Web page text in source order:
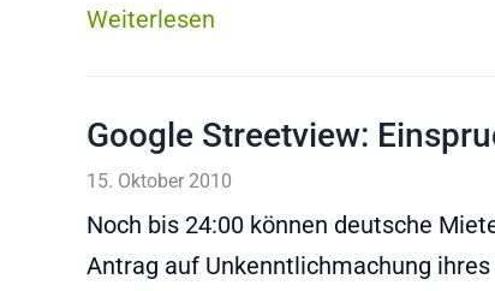
Weiterlesen
Google Streetview:
15. Oktober 2010
Noch bis 24:00 können deutsche
Antrag auf Unkenntlichmachung